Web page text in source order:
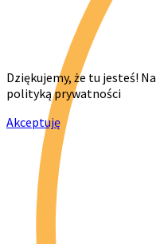
Dziękujemy, że tu jesteś!
polityką prywatności
Akceptuję